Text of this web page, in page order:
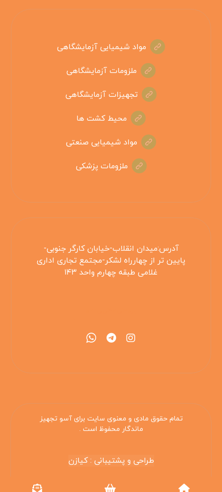
مواد شیمیایی آزمایشگاهی
ملزومات آزمایشگاهی
تجهیزات آزمایشگاهی
محیط کشت ها
مواد شیمیایی صنعتی
ملزومات پزشکی
آدرس:میدان انقلاب-خیابان کارگر جنوبی-
پایین تر از چهارراه لشکر-مجتمع تجاری اداری
غلامی طبقه چهارم واحد ۱۴۳
تمام حقوق مادی و معنوی سایت برای آسو تجهیز
ماندگار محفوظ است .
طراحی و پشتیبانی : کیازن